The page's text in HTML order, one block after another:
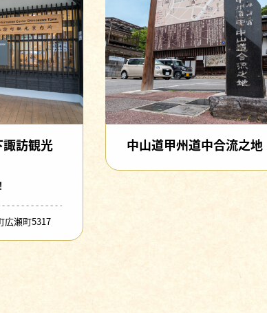
訪観光
広瀬町5317
中山道甲州道中合流之地